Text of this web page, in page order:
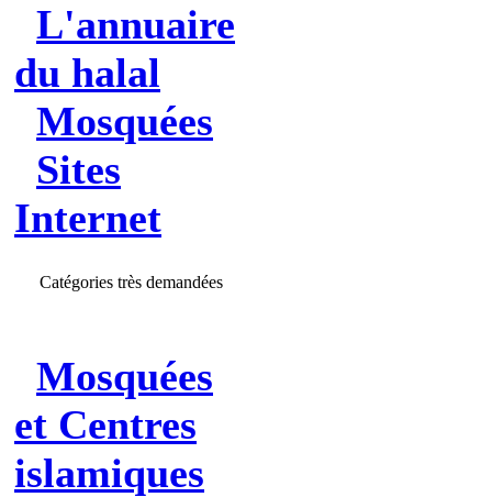
L'annuaire
du halal
Mosquées
Sites
Internet
Catégories très demandées
Mosquées
et Centres
islamiques